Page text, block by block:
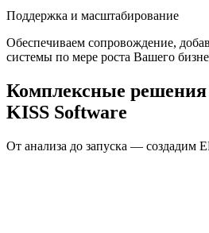
Поддержка и масштабирование
Обеспечиваем сопровождение,
системы по мере роста Вашего
Комплексные
KISS Software
От анализа до запуска — создадим